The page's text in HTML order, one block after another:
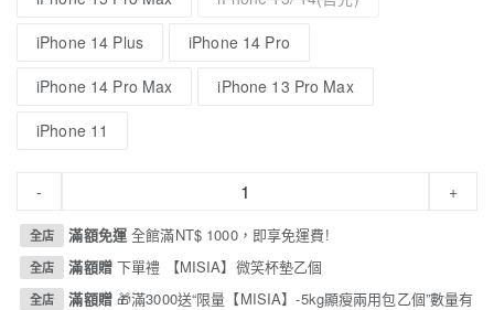
iPhone 14 Plus
iPhone 14 Pro
iPhone 14 Pro Max
iPhone 13 Pro Max
iPhone 11
- +
全店 滿額免運全館滿NT$ 1000，即享免運費!
全店 滿額贈 下單禮 【MISIA】微笑杯墊乙個
全店 滿額贈 🎁滿3000送“限量【MISIA】-5kg顯瘦兩用包乙個”數量有